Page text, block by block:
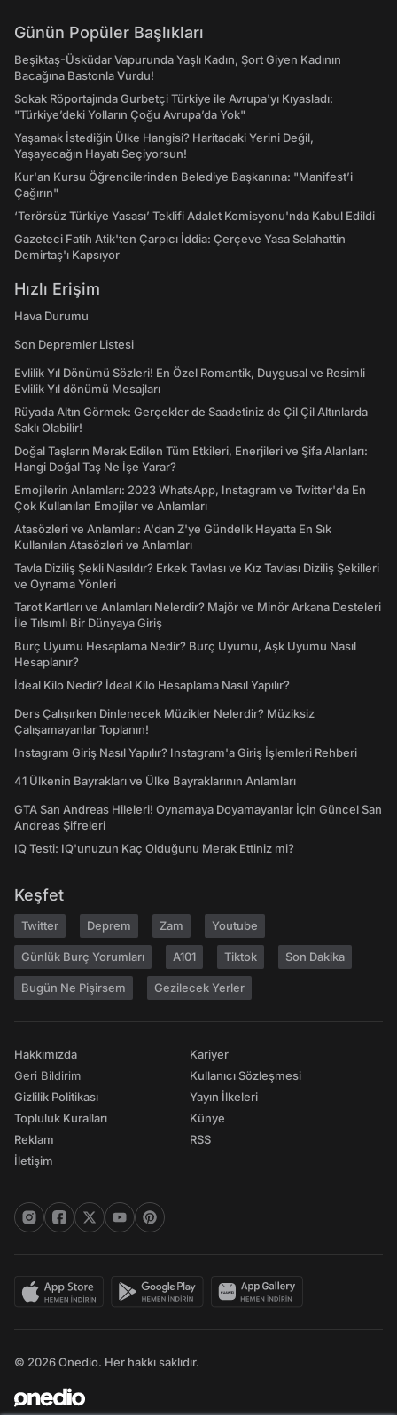
Günün Popüler Başlıkları
Beşiktaş-Üsküdar Vapurunda Yaşlı Kadın, Şort Giyen Kadının
Bacağına Bastonla Vurdu!
Sokak Röportajında Gurbetçi Türkiye ile Avrupa'yı Kıyasladı:
"Türkiye’deki Yolların Çoğu Avrupa’da Yok"
Yaşamak İstediğin Ülke Hangisi? Haritadaki Yerini Değil,
Yaşayacağın Hayatı Seçiyorsun!
Kur'an Kursu Öğrencilerinden Belediye Başkanına: "Manifest’i
Çağırın"
‘Terörsüz Türkiye Yasası’ Teklifi Adalet Komisyonu'nda Kabul Edildi
Gazeteci Fatih Atik'ten Çarpıcı İddia: Çerçeve Yasa Selahattin
Demirtaş'ı Kapsıyor
Hızlı Erişim
Hava Durumu
Son Depremler Listesi
Evlilik Yıl Dönümü Sözleri! En Özel Romantik, Duygusal ve Resimli
Evlilik Yıl dönümü Mesajları
Rüyada Altın Görmek: Gerçekler de Saadetiniz de Çil Çil Altınlarda
Saklı Olabilir!
Doğal Taşların Merak Edilen Tüm Etkileri, Enerjileri ve Şifa Alanları:
Hangi Doğal Taş Ne İşe Yarar?
Emojilerin Anlamları: 2023 WhatsApp, Instagram ve Twitter'da En
Çok Kullanılan Emojiler ve Anlamları
Atasözleri ve Anlamları: A'dan Z'ye Gündelik Hayatta En Sık
Kullanılan Atasözleri ve Anlamları
Tavla Diziliş Şekli Nasıldır? Erkek Tavlası ve Kız Tavlası Diziliş Şekilleri
ve Oynama Yönleri
Tarot Kartları ve Anlamları Nelerdir? Majör ve Minör Arkana Desteleri
İle Tılsımlı Bir Dünyaya Giriş
Burç Uyumu Hesaplama Nedir? Burç Uyumu, Aşk Uyumu Nasıl
Hesaplanır?
İdeal Kilo Nedir? İdeal Kilo Hesaplama Nasıl Yapılır?
Ders Çalışırken Dinlenecek Müzikler Nelerdir? Müziksiz
Çalışamayanlar Toplanın!
Instagram Giriş Nasıl Yapılır? Instagram'a Giriş İşlemleri Rehberi
41 Ülkenin Bayrakları ve Ülke Bayraklarının Anlamları
GTA San Andreas Hileleri! Oynamaya Doyamayanlar İçin Güncel San
Andreas Şifreleri
IQ Testi: IQ'unuzun Kaç Olduğunu Merak Ettiniz mi?
Keşfet
Twitter Deprem Zam Youtube
Günlük Burç Yorumları A101 Tiktok Son Dakika
Bugün Ne Pişirsem Gezilecek Yerler
Hakkımızda
Geri Bildirim
Gizlilik Politikası
Topluluk Kuralları
Reklam
İletişim
Kariyer
Kullanıcı Sözleşmesi
Yayın İlkeleri
Künye
RSS
© 2026 Onedio. Her hakkı saklıdır.